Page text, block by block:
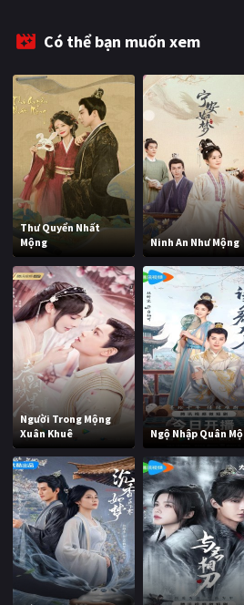
BLOG
Có thể bạn muốn xem
Thư Quyển Nhất
Mộng
Ninh An Như Mộng
Người Trong Mộng
Xuân Khuê
Ngộ Nhập Quân